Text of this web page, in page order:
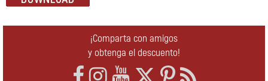
¡Comparta con amigos
y obtenga el descuento!